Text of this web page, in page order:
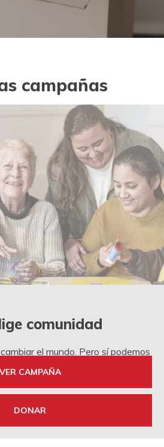
campañas
comunidad
el mundo. Pero sí podemos
VER CAMPAÑA
DONAR